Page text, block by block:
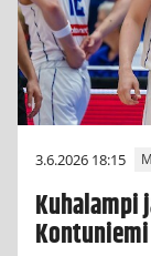
3.6.2026 18:15